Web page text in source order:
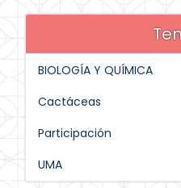
BIOLOGÍA Y QUÍMICA
Cactáceas
Participación
UMA